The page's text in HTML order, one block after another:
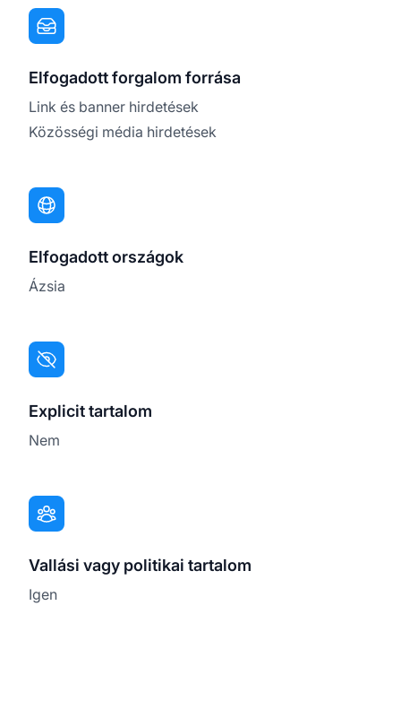
Elfogadott forgalom forrása
Link és banner hirdetések
Közösségi média hirdetések
Elfogadott országok
Ázsia
Explicit tartalom
Nem
Vallási vagy politikai tartalom
Igen